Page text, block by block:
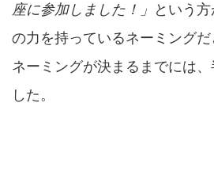
座に参加しました！」 という
の力を持っているネーミングだ
ネーミングが決まるまでには
した。